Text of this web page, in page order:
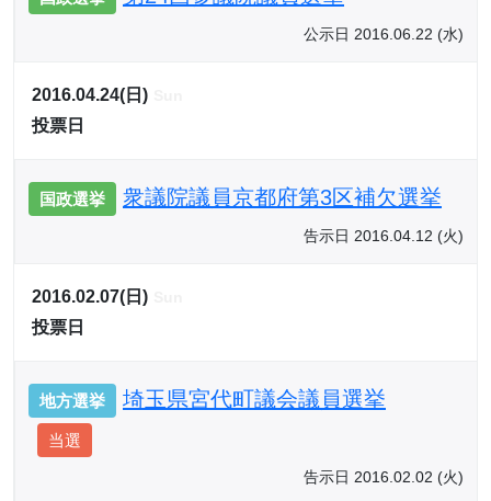
公示日 2016.06.22 (水)
2016.04.24(日)
投票日
国政選挙 衆議院議員京都府第3区補欠選挙
告示日 2016.04.12 (火)
2016.02.07(日)
投票日
地方選挙 埼玉県宮代町議会議員選挙
当選
告示日 2016.02.02 (火)